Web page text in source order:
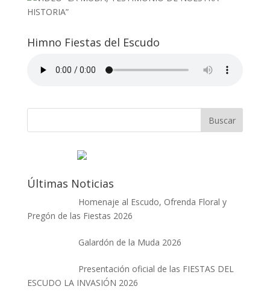
Himno Fiestas del Escudo
Últimas Noticias
Homenaje al Escudo, Ofrenda Floral y
Pregón de las Fiestas 2026
Galardón de la Muda 2026
Presentación oficial de las FIESTAS DEL
ESCUDO LA INVASIÓN 2026